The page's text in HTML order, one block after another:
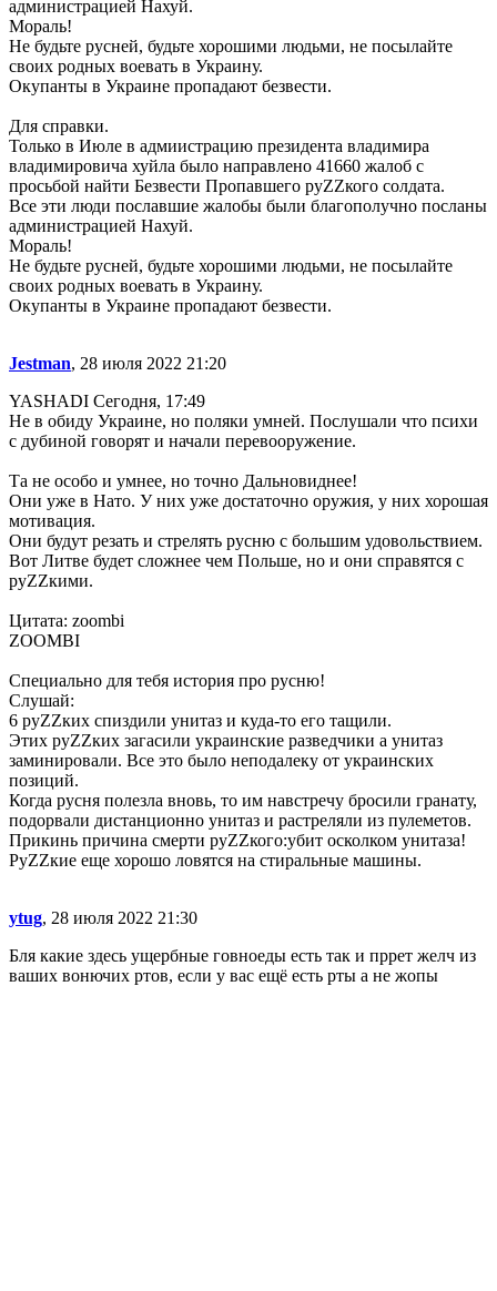
администрацией Нахуй.
Мораль!
Не будьте русней, будьте хорошими людьми, не посылайте
своих родных воевать в Украину.
Окупанты в Украине пропадают безвести.
Для справки.
Только в Июле в адмиистрацию президента владимира
владимировича хуйла было направлено 41660 жалоб с
просьбой найти Безвести Пропавшего руZZкого солдата.
Все эти люди пославшие жалобы были благополучно посланы
администрацией Нахуй.
Мораль!
Не будьте русней, будьте хорошими людьми, не посылайте
своих родных воевать в Украину.
Окупанты в Украине пропадают безвести.
Jestman, 28 июля 2022 21:20
YASHADI Сегодня, 17:49
Не в обиду Украине, но поляки умней. Послушали что психи
с дубиной говорят и начали перевооружение.
Та не особо и умнее, но точно Дальновиднее!
Они уже в Нато. У них уже достаточно оружия, у них хорошая
мотивация.
Они будут резать и стрелять русню с большим удовольствием.
Вот Литве будет сложнее чем Польше, но и они справятся с
руZZкими.
Цитата: zoombi
ZOOMBI
Специально для тебя история про русню!
Слушай:
6 руZZких спиздили унитаз и куда-то его тащили.
Этих руZZких загасили украинские разведчики а унитаз
заминировали. Все это было неподалеку от украинских
позиций.
Когда русня полезла вновь, то им навстречу бросили гранату,
подорвали дистанционно унитаз и растреляли из пулеметов.
Прикинь причина смерти руZZкого:убит осколком унитаза!
РуZZкие еще хорошо ловятся на стиральные машины.
ytug, 28 июля 2022 21:30
Бля какие здесь ущербные говноеды есть так и пррет желч из
ваших вонючих ртов, если у вас ещё есть рты а не жопы